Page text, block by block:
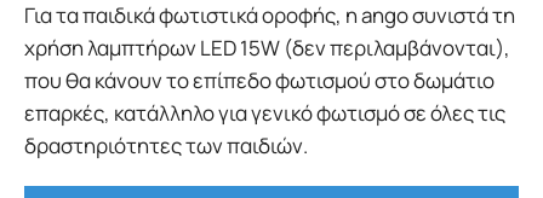
Για τα παιδικά φωτιστικά οροφής, η ango συνιστά τη
χρήση λαμπτήρων LED 15W (δεν περιλαμβάνονται),
που θα κάνουν το επίπεδο φωτισμού στο δωμάτιο
επαρκές, κατάλληλο για γενικό φωτισμό σε όλες τις
δραστηριότητες των παιδιών.